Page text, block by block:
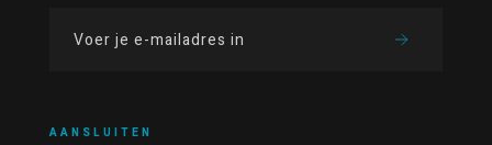
AANSLUITEN